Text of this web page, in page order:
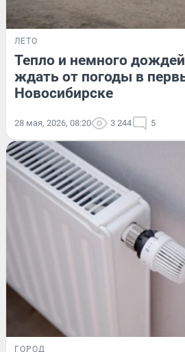
ЛЕТО
Тепло и немного
ждать от погоды в
Новосибирске
28 мая, 2026, 08:20 3 244 5
ГОРОД